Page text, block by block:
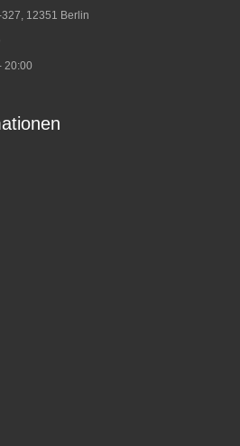
12351 Berlin
20:00